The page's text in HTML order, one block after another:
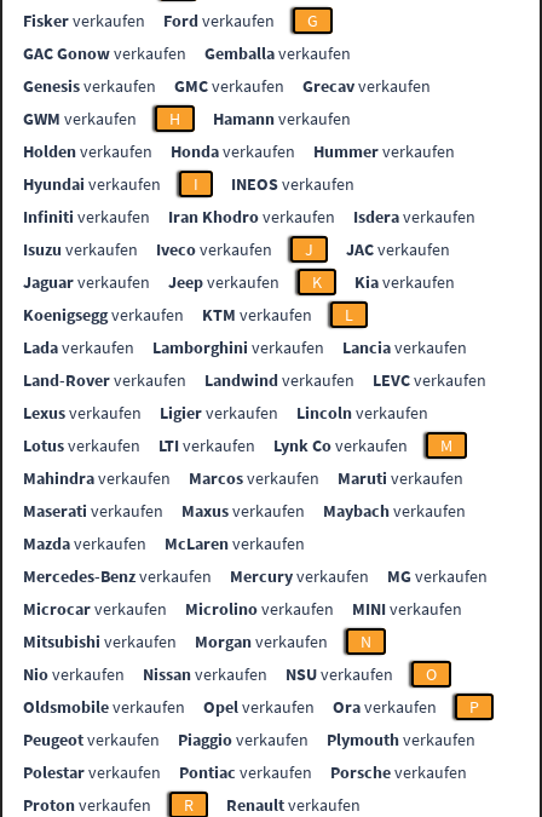
Fiskerverkaufen Fordverkaufen
G
GAC Gonowverkaufen Gemballaverkaufen
Genesisverkaufen GMCverkaufen Grecavverkaufen
GWM verkaufen H Hamannverkaufen
Holdenverkaufen Hondaverkaufen Hummerverkaufen
Hyundai verkaufen I INEOSverkaufen
Infiniti verkaufen Iran Khodroverkaufen Isderaverkaufen
Isuzu verkaufen Ivecoverkaufen J JACverkaufen
Jaguarverkaufen Jeepverkaufen K Kiaverkaufen
Koenigseggverkaufen KTM verkaufen
L
Ladaverkaufen Lamborghini verkaufen Lanciaverkaufen
Land-Roververkaufen Landwindverkaufen LEVCverkaufen
Lexusverkaufen Ligierverkaufen Lincolnverkaufen
Lotusverkaufen LTIverkaufen Lynk Coverkaufen
M
Mahindraverkaufen Marcosverkaufen Maruti verkaufen
Maserati verkaufen Maxusverkaufen Maybachverkaufen
Mazdaverkaufen McLarenverkaufen
Mercedes-Benzverkaufen Mercuryverkaufen MGverkaufen
Microcarverkaufen Microlinoverkaufen MINIverkaufen
Mitsubishi verkaufen Morganverkaufen
N
Nioverkaufen Nissanverkaufen NSUverkaufen
O
Oldsmobileverkaufen Opelverkaufen Oraverkaufen
P
Peugeotverkaufen Piaggioverkaufen Plymouthverkaufen
Polestarverkaufen Pontiac verkaufen Porscheverkaufen
Protonverkaufen R Renaultverkaufen